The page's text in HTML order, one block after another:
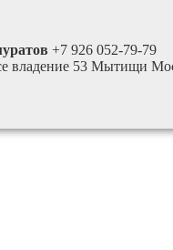
+7 926 052-79-79
владение 53 Мытищи